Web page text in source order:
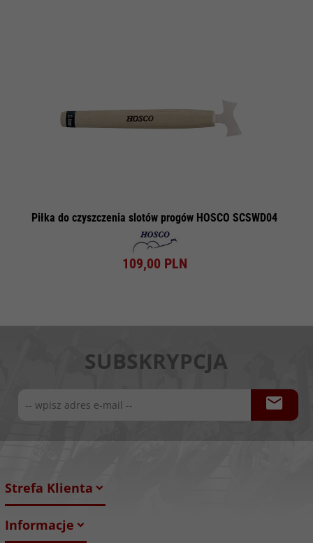
Piłka do czyszczenia slotów progów HOSCO SCSWD04
109,00 PLN
SUBSKRYPCJA
Strefa Klienta
Informacje